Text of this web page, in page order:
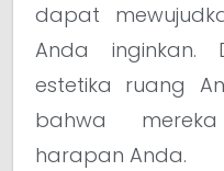
dapat
Anda inginkan.
estetika ruang
bahwa
harapan Anda.